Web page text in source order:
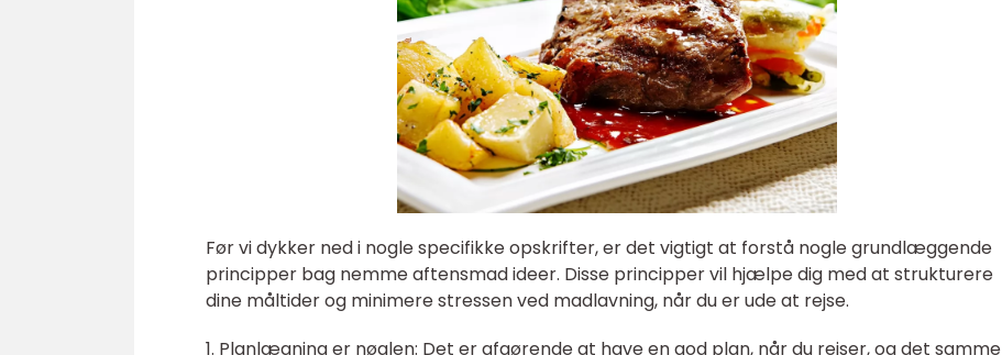
Før vi dykker ned i nogle specifikke opskrifter, er det vigtigt at forstå nogle grundlæggende
principper bag nemme aftensmad ideer. Disse principper vil hjælpe dig med at strukturere
dine måltider og minimere stressen ved madlavning, når du er ude at rejse.
1. Planlægning er nøglen: Det er afgørende at have en god plan, når du rejser, og det samme